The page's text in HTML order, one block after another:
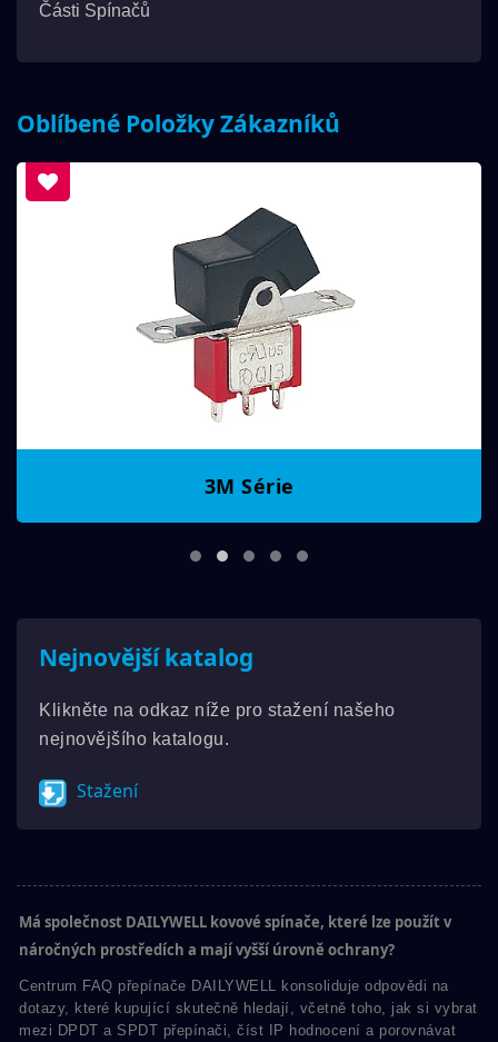
Části Spínačů
Oblíbené Položky Zákazníků
3M Série
Nejnovější katalog
Klikněte na odkaz níže pro stažení našeho
nejnovějšího katalogu.
Stažení
Má společnost DAILYWELL kovové spínače, které lze použít v
náročných prostředích a mají vyšší úrovně ochrany?
Centrum FAQ přepínače DAILYWELL konsoliduje odpovědi na
dotazy, které kupující skutečně hledají, včetně toho, jak si vybrat
mezi DPDT a SPDT přepínači, číst IP hodnocení a porovnávat